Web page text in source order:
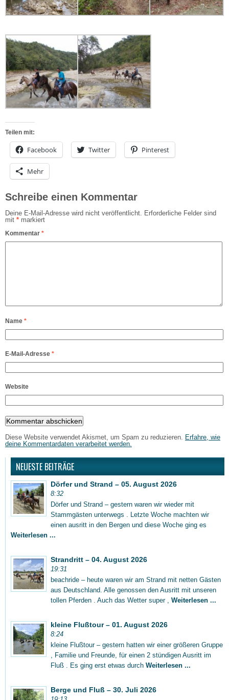
Teilen mit:
Facebook Twitter Pinterest
Mehr
Schreibe einen Kommentar
Deine E-Mail-Adresse wird nicht veröffentlicht. Erforderliche Felder sind
mit * markiert
Kommentar *
Name *
E-Mail-Adresse *
Website
Diese Website verwendet Akismet, um Spam zu reduzieren. Erfahre, wie
deine Kommentardaten verarbeitet werden.
NEUESTE BEITRÄGE
Dörfer und Strand – 05. August 2026
8:32
Dörfer und Strand – gestern waren wir wieder mit
Stammgästen unterwegs . Letzte Woche machten wir
einen ausritt in den Bergen und diese Woche ging es
Weiterlesen ...
Strandritt – 04. August 2026
19:31
beachride – heute waren wir am Strand mit netten Gästen
aus Deutschland. Alle genossen den Ausritt mit unseren
tollen Pferden . Auch das Wetter super , Weiterlesen ...
kleine Flußtour – 01. August 2026
8:24
kleine Flußtour – gestern hatten wir einer größeren Gruppe
, Familie und Freunde, für einen 2 stündigen Ausritt im
Fluß . Es ging erst etwas durch Weiterlesen ...
Berge und Fluß – 30. Juli 2026